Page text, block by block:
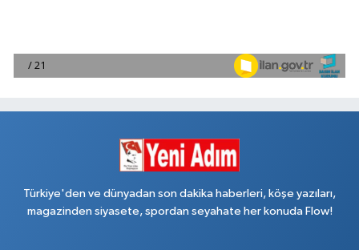
Türkiye'den ve dünyadan son dakika haberleri, köşe yazıları,
magazinden siyasete, spordan seyahate her konuda Flow!